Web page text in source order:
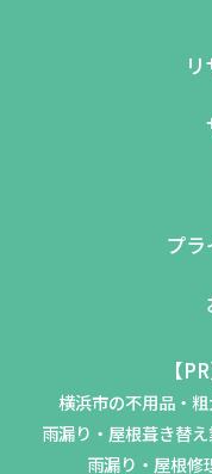
プ
【
横浜市の不用品・
雨漏り・屋根葺き替
雨漏り・屋根修